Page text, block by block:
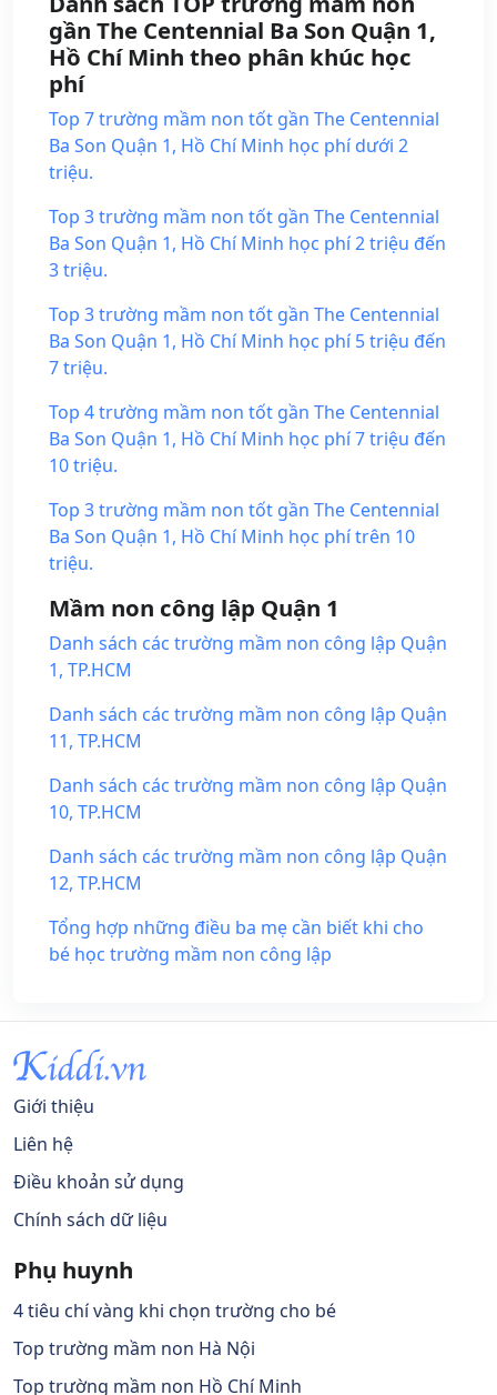
gần The Centennial Ba Son Quận 1,
Hồ Chí Minh theo phân khúc học
phí
Top 7 trường mầm non tốt gần The Centennial
Ba Son Quận 1, Hồ Chí Minh học phí dưới 2
triệu.
Top 3 trường mầm non tốt gần The Centennial
Ba Son Quận 1, Hồ Chí Minh học phí 2 triệu đến
3 triệu.
Top 3 trường mầm non tốt gần The Centennial
Ba Son Quận 1, Hồ Chí Minh học phí 5 triệu đến
7 triệu.
Top 4 trường mầm non tốt gần The Centennial
Ba Son Quận 1, Hồ Chí Minh học phí 7 triệu đến
10 triệu.
Top 3 trường mầm non tốt gần The Centennial
Ba Son Quận 1, Hồ Chí Minh học phí trên 10
triệu.
Mầm non công lập Quận 1
Danh sách các trường mầm non công lập Quận
1, TP.HCM
Danh sách các trường mầm non công lập Quận
11, TP.HCM
Danh sách các trường mầm non công lập Quận
10, TP.HCM
Danh sách các trường mầm non công lập Quận
12, TP.HCM
Tổng hợp những điều ba mẹ cần biết khi cho
bé học trường mầm non công lập
Giới thiệu
Liên hệ
Điều khoản sử dụng
Chính sách dữ liệu
Phụ huynh
4 tiêu chí vàng khi chọn trường cho bé
Top trường mầm non Hà Nội
Top trường mầm non Hồ Chí Minh